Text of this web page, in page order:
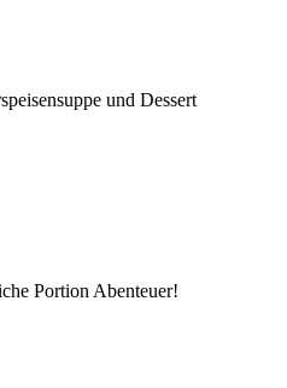
und Dessert
Portion Abenteuer!